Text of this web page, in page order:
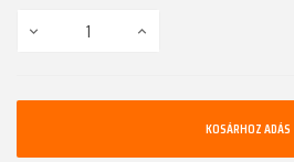
KOSÁRHOZ ADÁS